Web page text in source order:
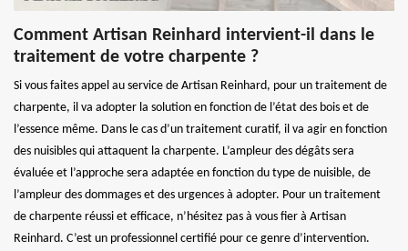
Comment Artisan Reinhard intervient-il dans le
traitement de votre charpente ?
Si vous faites appel au service de Artisan Reinhard, pour un traitement de
charpente, il va adopter la solution en fonction de l’état des bois et de
l’essence même. Dans le cas d’un traitement curatif, il va agir en fonction
des nuisibles qui attaquent la charpente. L’ampleur des dégâts sera
évaluée et l’approche sera adaptée en fonction du type de nuisible, de
l’ampleur des dommages et des urgences à adopter. Pour un traitement
de charpente réussi et efficace, n’hésitez pas à vous fier à Artisan
Reinhard. C’est un professionnel certifié pour ce genre d’intervention.